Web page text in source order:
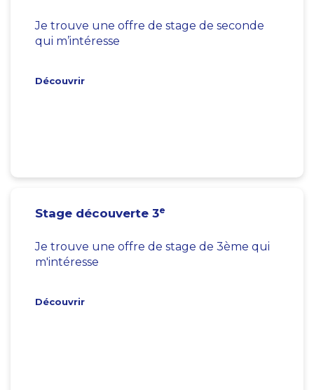
Je trouve une offre de stage de seconde
qui m’intéresse
Découvrir
Stage découverte 3e
Je trouve une offre de stage de 3ème qui
m'intéresse
Découvrir